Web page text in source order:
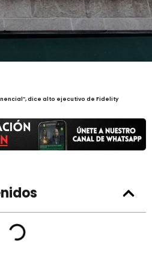
dice alto ejecutivo de Fidelity